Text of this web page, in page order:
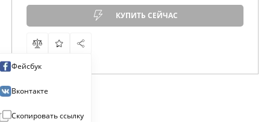
КУПИТЬ СЕЙЧАС
Фейсбук
Вконтакте
Скопировать ссылку